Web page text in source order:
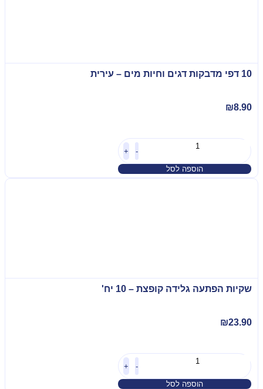
10 דפי מדבקות דגים וחיות מים – עירית
₪8.90
+
הוספה לסל
שקיות הפתעה גלידה קופצת – 10 יח'
₪23.90
+
הוספה לסל